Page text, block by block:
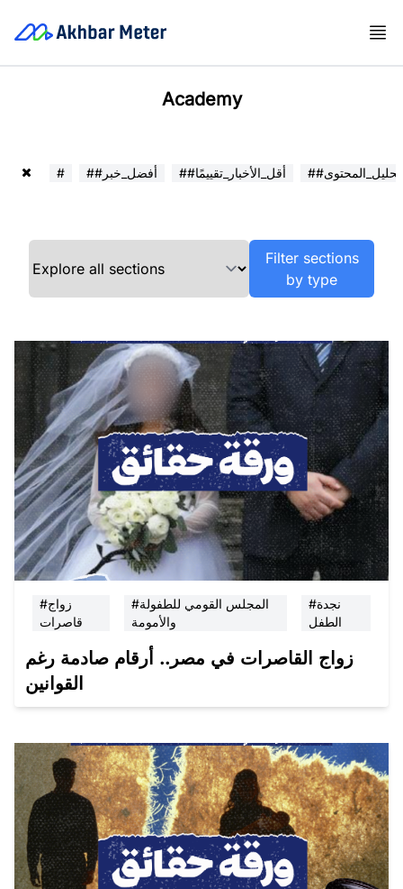
Academy
# ##أفضل_خبر ##أقل_الأخبار_تقييمًا ##تحليل_المحتوى
Filter sections
by type
#زواج
قاصرات
#المجلس القومي للطفولة
والأمومة
#نجدة
الطفل
زواج القاصرات في مصر.. أرقام صادمة رغم
القوانين